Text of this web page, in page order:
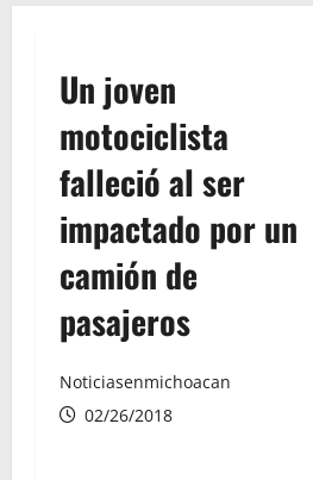
Un joven
motociclista
falleció al ser
impactado por un
camión de
pasajeros
Noticiasenmichoacan
02/26/2018